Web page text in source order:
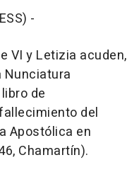
-
VI y Letizia acuden,
Nunciatura
de
del
Apostólica en
Chamartín).